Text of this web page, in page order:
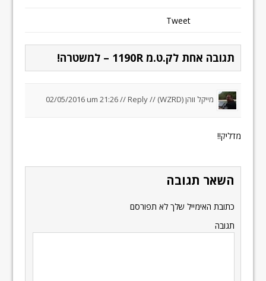
Tweet
תגובה אחת לק.ט.מ 1190R – למשטרה!
מייקל ווהן (WZRD) // 02/05/2016 um 21:26//Reply
מדליק!!
השאר תגובה
כתובת האימייל שלך לא תפורסם
תגובה